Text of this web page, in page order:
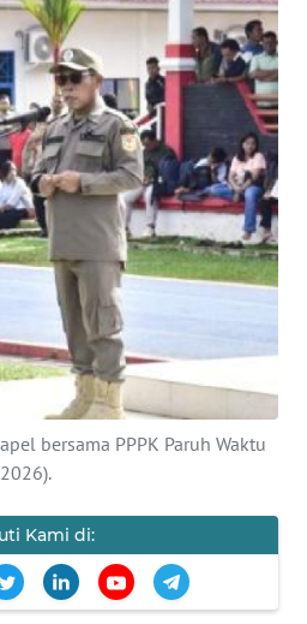
bersama PPPK Paruh Waktu
Kami di: